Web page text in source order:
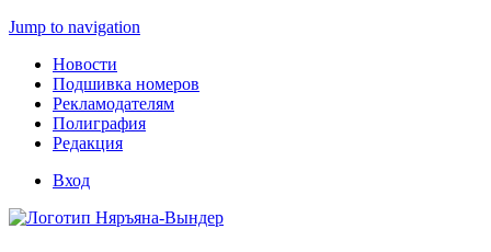
Jump to navigation
Новости
Подшивка номеров
Рекламодателям
Полиграфия
Редакция
Вход